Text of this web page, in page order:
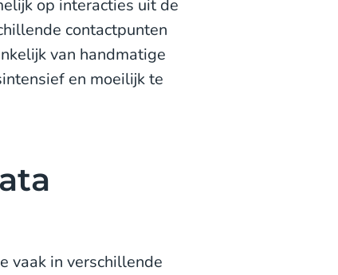
op interacties uit de
contactpunten
van handmatige
en moeilijk te
vaak in verschillende